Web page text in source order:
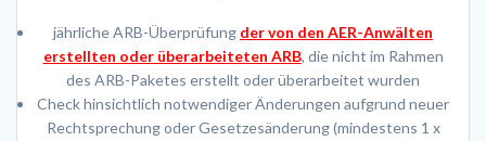
jährliche ARB-Überprüfung der von den AER-Anwälten
erstellten oder überarbeiteten ARB, die nicht im Rahmen
des ARB-Paketes erstellt oder überarbeitet wurden
Check hinsichtlich notwendiger Änderungen aufgrund neuer
Rechtsprechung oder Gesetzesänderung (mindestens 1 x